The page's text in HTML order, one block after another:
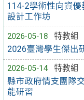
114-2學術性向資
設計工作坊
2026-05-18
特教組
2026臺灣學生傑出
2026-05-14
特教組
縣市政府情支團隊
能研習